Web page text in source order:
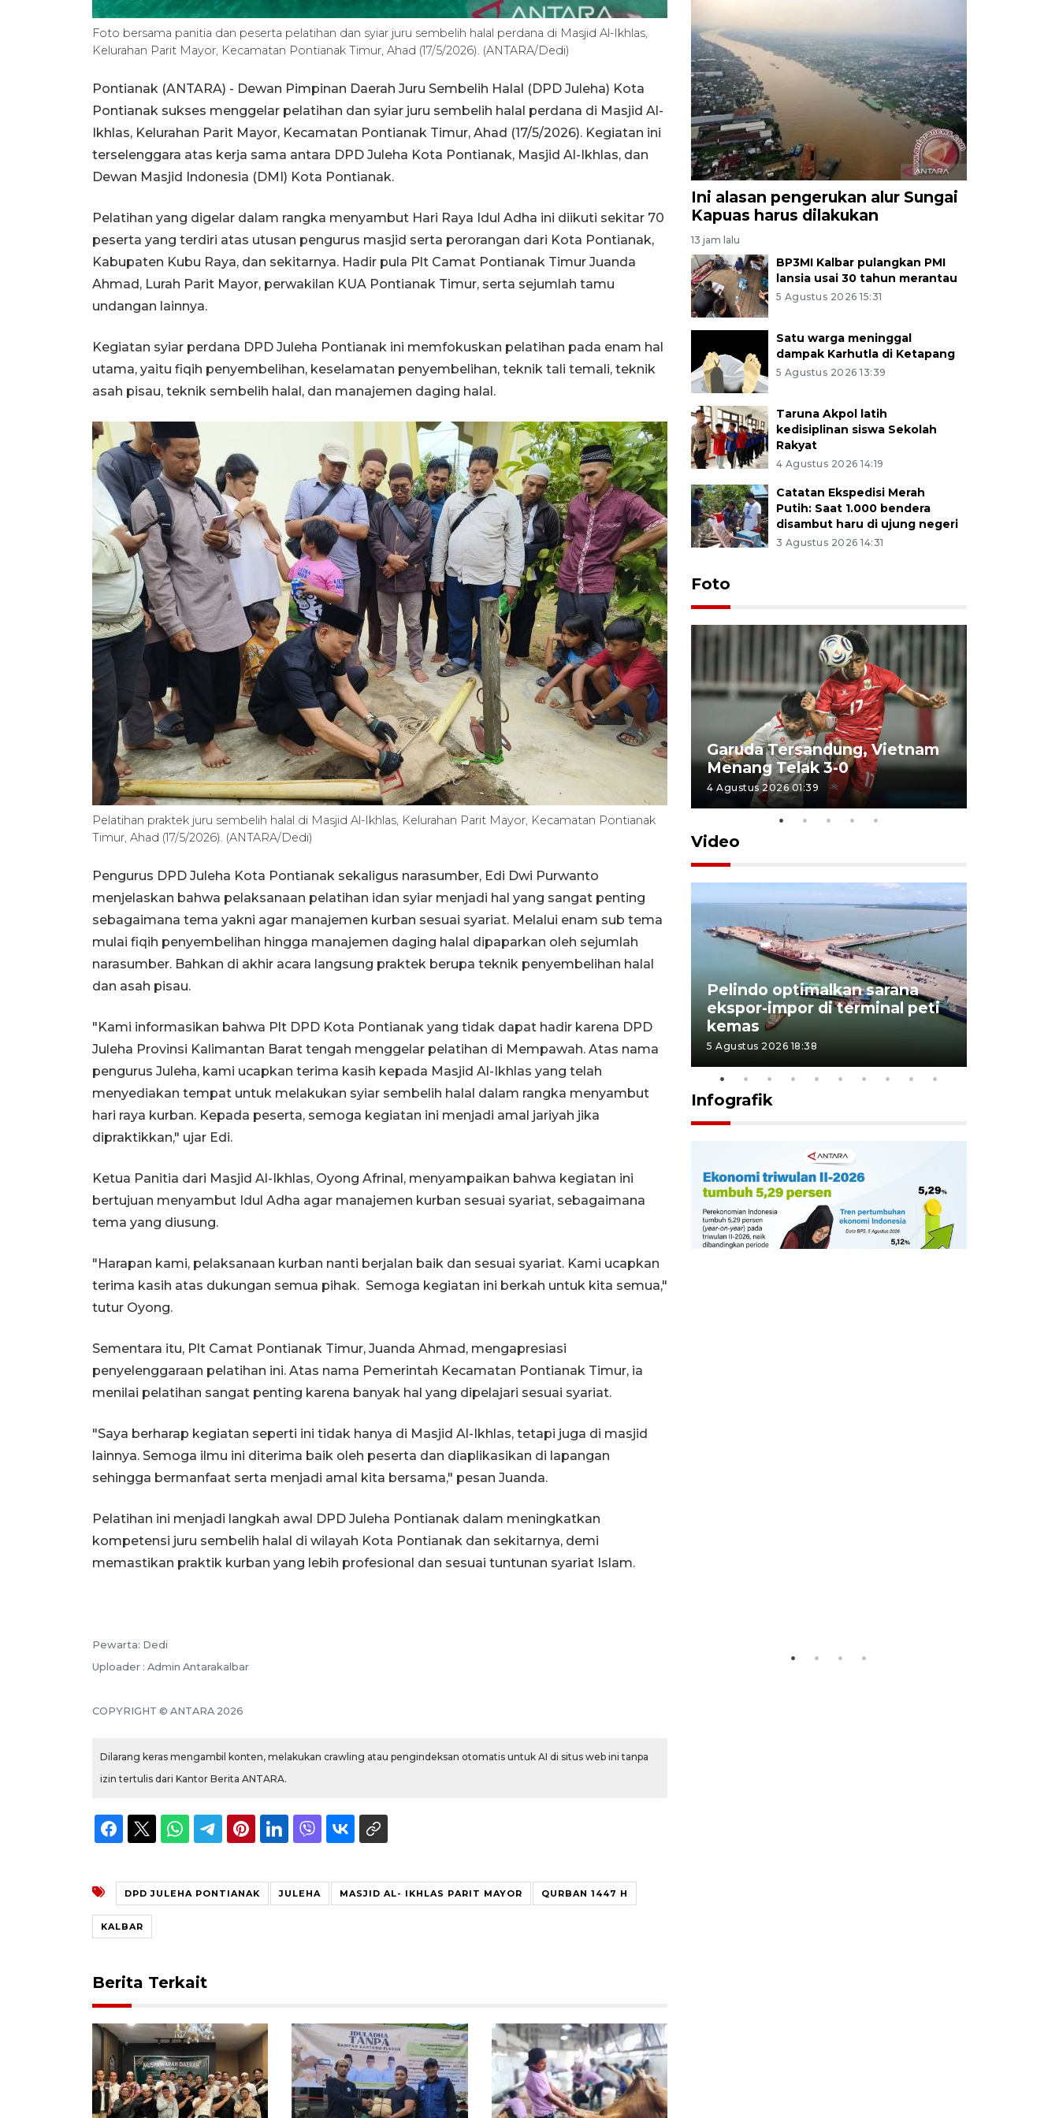
Foto bersama panitia dan peserta pelatihan dan syiar juru sembelih halal perdana di Masjid Al-Ikhlas,
Kelurahan Parit Mayor, Kecamatan Pontianak Timur, Ahad (17/5/2026). (ANTARA/Dedi)
Pontianak (ANTARA) - Dewan Pimpinan Daerah Juru Sembelih Halal (DPD Juleha) Kota
Pontianak sukses menggelar pelatihan dan syiar juru sembelih halal perdana di Masjid Al-
Ikhlas, Kelurahan Parit Mayor, Kecamatan Pontianak Timur, Ahad (17/5/2026). Kegiatan ini
terselenggara atas kerja sama antara DPD Juleha Kota Pontianak, Masjid Al-Ikhlas, dan
Dewan Masjid Indonesia (DMI) Kota Pontianak.
Pelatihan yang digelar dalam rangka menyambut Hari Raya Idul Adha ini diikuti sekitar 70
peserta yang terdiri atas utusan pengurus masjid serta perorangan dari Kota Pontianak,
Kabupaten Kubu Raya, dan sekitarnya. Hadir pula Plt Camat Pontianak Timur Juanda
Ahmad, Lurah Parit Mayor, perwakilan KUA Pontianak Timur, serta sejumlah tamu
undangan lainnya.
Kegiatan syiar perdana DPD Juleha Pontianak ini memfokuskan pelatihan pada enam hal
utama, yaitu fiqih penyembelihan, keselamatan penyembelihan, teknik tali temali, teknik
asah pisau, teknik sembelih halal, dan manajemen daging halal.
Pelatihan praktek juru sembelih halal di Masjid Al-Ikhlas, Kelurahan Parit Mayor, Kecamatan Pontianak
Timur, Ahad (17/5/2026). (ANTARA/Dedi)
Pengurus DPD Juleha Kota Pontianak sekaligus narasumber, Edi Dwi Purwanto
menjelaskan bahwa pelaksanaan pelatihan idan syiar menjadi hal yang sangat penting
sebagaimana tema yakni agar manajemen kurban sesuai syariat. Melalui enam sub tema
mulai fiqih penyembelihan hingga manajemen daging halal dipaparkan oleh sejumlah
narasumber. Bahkan di akhir acara langsung praktek berupa teknik penyembelihan halal
dan asah pisau.
"Kami informasikan bahwa Plt DPD Kota Pontianak yang tidak dapat hadir karena DPD
Juleha Provinsi Kalimantan Barat tengah menggelar pelatihan di Mempawah. Atas nama
pengurus Juleha, kami ucapkan terima kasih kepada Masjid Al-Ikhlas yang telah
menyediakan tempat untuk melakukan syiar sembelih halal dalam rangka menyambut
hari raya kurban. Kepada peserta, semoga kegiatan ini menjadi amal jariyah jika
dipraktikkan," ujar Edi.
Ketua Panitia dari Masjid Al-Ikhlas, Oyong Afrinal, menyampaikan bahwa kegiatan ini
bertujuan menyambut Idul Adha agar manajemen kurban sesuai syariat, sebagaimana
tema yang diusung.
"Harapan kami, pelaksanaan kurban nanti berjalan baik dan sesuai syariat. Kami ucapkan
terima kasih atas dukungan semua pihak. Semoga kegiatan ini berkah untuk kita semua,"
tutur Oyong.
Sementara itu, Plt Camat Pontianak Timur, Juanda Ahmad, mengapresiasi
penyelenggaraan pelatihan ini. Atas nama Pemerintah Kecamatan Pontianak Timur, ia
menilai pelatihan sangat penting karena banyak hal yang dipelajari sesuai syariat.
"Saya berharap kegiatan seperti ini tidak hanya di Masjid Al-Ikhlas, tetapi juga di masjid
lainnya. Semoga ilmu ini diterima baik oleh peserta dan diaplikasikan di lapangan
sehingga bermanfaat serta menjadi amal kita bersama," pesan Juanda.
Pelatihan ini menjadi langkah awal DPD Juleha Pontianak dalam meningkatkan
kompetensi juru sembelih halal di wilayah Kota Pontianak dan sekitarnya, demi
memastikan praktik kurban yang lebih profesional dan sesuai tuntunan syariat Islam.
Pewarta: Dedi
Uploader : Admin Antarakalbar
COPYRIGHT © ANTARA 2026
Dilarang keras mengambil konten, melakukan crawling atau pengindeksan otomatis untuk AI di situs web ini tanpa
izin tertulis dari Kantor Berita ANTARA.
DPD JULEHA PONTIANAK JULEHA MASJID AL- IKHLAS PARIT MAYOR QURBAN 1447 H
KALBAR
Berita Terkait
Ini alasan pengerukan alur Sungai
Kapuas harus dilakukan
13 jam lalu
BP3MI Kalbar pulangkan PMI
lansia usai 30 tahun merantau
5 Agustus 2026 15:31
Satu warga meninggal
dampak Karhutla di Ketapang
5 Agustus 2026 13:39
Taruna Akpol latih
kedisiplinan siswa Sekolah
Rakyat
4 Agustus 2026 14:19
Catatan Ekspedisi Merah
Putih: Saat 1.000 bendera
disambut haru di ujung negeri
3 Agustus 2026 14:31
Foto
Karhutla Kalimantan Barat
terluas di Indonesia
22 Juli 2026 10:51
Garuda Tersandung, Vietnam
Menang Telak 3-0
4 Agustus 2026 01:39
Video
bisnis di Pontianak
22 Juli 2026 17:09
Pelindo optimalkan sarana
ekspor-impor di terminal peti
kemas
5 Agustus 2026 18:38
Infografik